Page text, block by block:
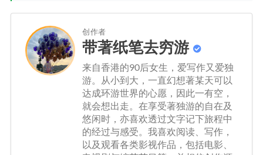
创作者
带著纸笔去穷游
来自香港的90后女生，爱写作又爱独
游。从小到大，一直幻想著某天可以
达成环游世界的心愿，因此一有空，
就会想出走。在享受著独游的自在及
悠闲时，亦喜欢透过文字记下旅程中
的经过与感受。我喜欢阅读、写作，
以及观看各类影视作品，包括电影、